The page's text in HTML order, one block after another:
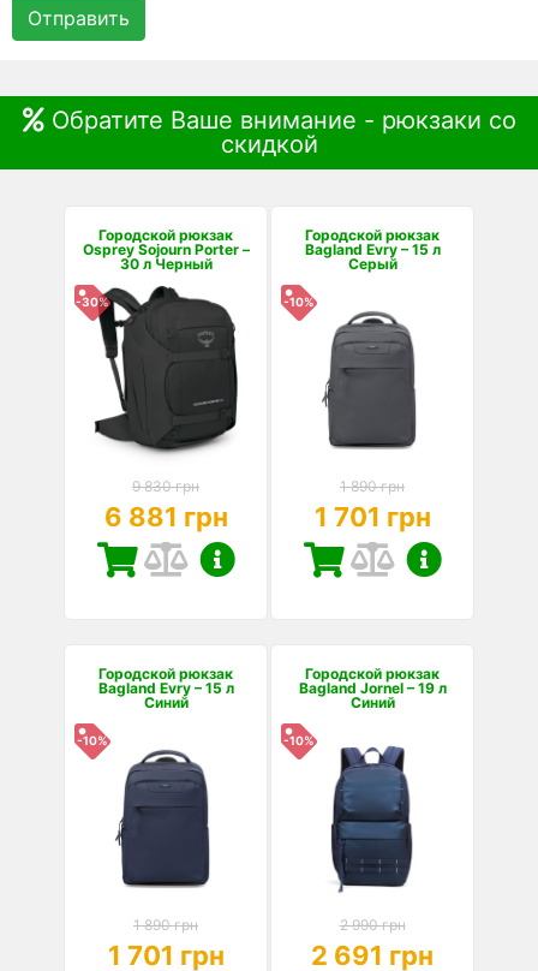
Отправить
Обратите Ваше внимание - рюкзаки со
скидкой
Городской рюкзак
Osprey Sojourn Porter –
30 л Черный
-30%
9 830 грн
6 881 грн
Городской рюкзак
Bagland Evry – 15 л
Серый
-10%
1 890 грн
1 701 грн
Городской рюкзак
Bagland Evry – 15 л
Синий
-10%
1 890 грн
1 701 грн
Городской рюкзак
Bagland Jornel – 19 л
Синий
-10%
2 990 грн
2 691 грн